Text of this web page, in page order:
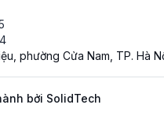
phường Cửa Nam, TP. Hà
bởi SolidTech